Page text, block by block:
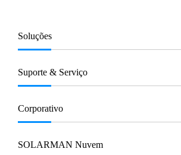
Soluções
Suporte & Serviço
Corporativo
SOLARMAN Nuvem